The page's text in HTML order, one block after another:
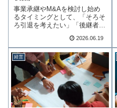
事業承継やM&Aを検討し始め
るタイミングとして、「そろそ
ろ引退を考えたい」「後継者が
2026.06.19
経営